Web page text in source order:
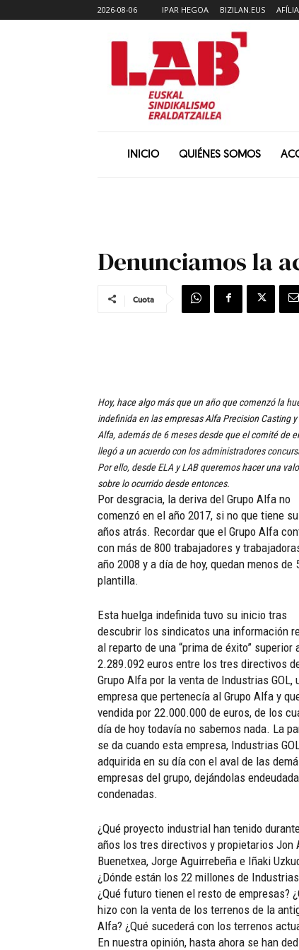
2026-08-06 IPAR HEGOA BIZILAN.EUS
INICIO QUIÉNES SOMOS
Denunciamos la
Cuota
Hoy, hace algo más que un año que comenzó la
indefinida en las empresas Alfa Precision Casting y
Alfa, además de 6 meses desde que el comité de
llegó a un acuerdo con los administradores
Por ello, desde ELA y LAB queremos hacer una
sobre lo ocurrido desde entonces.
Por desgracia, la deriva del Grupo Alfa no
comenzó en el año 2017, si no que tiene
años atrás. Recordar que el Grupo Alfa
con más de 800 trabajadores y
año 2008 y a día de hoy, quedan menos de
plantilla.
Esta huelga indefinida tuvo su inicio tras
descubrir los sindicatos una información
al reparto de una “prima de éxito” superior
2.289.092 euros entre los tres directivos
Grupo Alfa por la venta de Industrias GOL,
empresa que pertenecía al Grupo Alfa y
vendida por 22.000.000 de euros, de los
día de hoy todavía no sabemos nada. La
se da cuando esta empresa, Industrias
adquirida en su día con el aval de las
empresas del grupo, dejándolas
condenadas.
¿Qué proyecto industrial han tenido
años los tres directivos y propietarios Jon
Buenetxea, Jorge Aguirrebeña e Iñaki
¿Dónde están los 22 millones de Industrias
¿Qué futuro tienen el resto de empresas?
hizo con la venta de los terrenos de la
Alfa? ¿Qué sucederá con los terrenos
En nuestra opinión, hasta ahora se han